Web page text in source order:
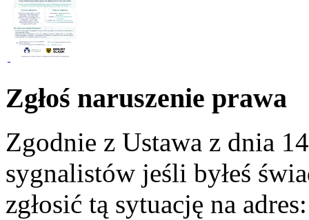
Zgłoś naruszenie prawa
Zgodnie z Ustawa z dnia
sygnalistów jeśli byłeś
zgłosić tą sytuację na